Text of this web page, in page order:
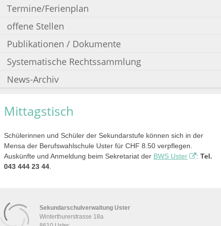
Termine/Ferienplan
offene Stellen
Publikationen / Dokumente
Systematische Rechtssammlung
News-Archiv
Mittagstisch
Schülerinnen und Schüler der Sekundarstufe können sich in der
Mensa der Berufswahlschule Uster für CHF 8.50 verpflegen.
Auskünfte und Anmeldung beim Sekretariat der BWS Uster : Tel.
043 444 23 44
Sekundarschulverwaltung Uster
Winterthurerstrasse 18a